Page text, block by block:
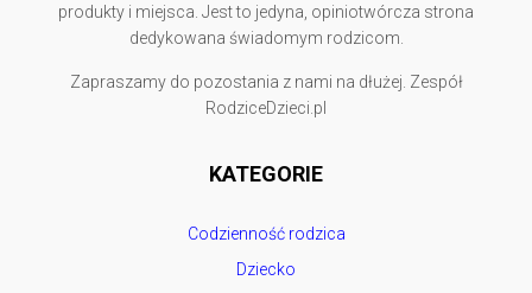
produkty i miejsca. Jest to jedyna, opiniotwórcza strona
dedykowana świadomym rodzicom.
Zapraszamy do pozostania z nami na dłużej. Zespół
RodziceDzieci.pl
KATEGORIE
Codzienność rodzica
Dziecko